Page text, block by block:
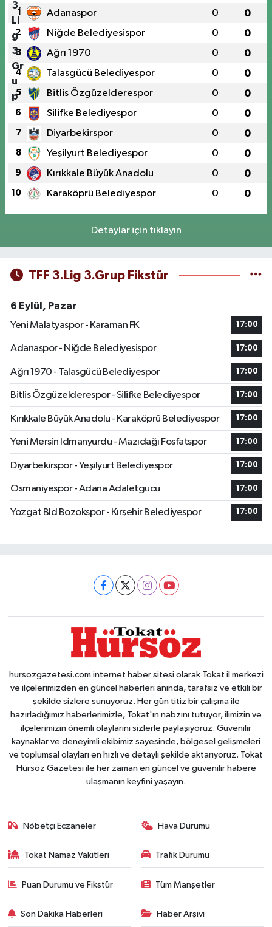
1 Adanaspor 0 0
2 Niğde Belediyesispor 0 0
3 Ağrı 1970 0 0
4 Talasgücü Belediyespor 0 0
5 Bitlis Özgüzelderespor 0 0
6 Silifke Belediyespor 0 0
7 Diyarbekirspor 0 0
8 Yeşilyurt Belediyespor 0 0
9 Kırıkkale Büyük Anadolu 0 0
10 Karaköprü Belediyespor 0 0
Detaylar için tıklayın
TFF 3.Lig 3.Grup Fikstür
6 Eylül, Pazar
Yeni Malatyaspor - Karaman FK
17:00
Adanaspor - Niğde Belediyesispor 17:00
Ağrı 1970 - Talasgücü Belediyespor 17:00
Bitlis Özgüzelderespor - Silifke Belediyespor 17:00
Kırıkkale Büyük Anadolu - Karaköprü Belediyespor 17:00
Yeni Mersin Idmanyurdu - Mazıdağı Fosfatspor 17:00
Diyarbekirspor - Yeşilyurt Belediyespor 17:00
Osmaniyespor - Adana Adaletgucu 17:00
Yozgat Bld Bozokspor - Kırşehir Belediyespor 17:00
hursozgazetesi.com internet haber sitesi olarak Tokat il merkezi
ve ilçelerimizden en güncel haberleri anında, tarafsız ve etkili bir
şekilde sizlere sunuyoruz. Her gün titiz bir çalışma ile
hazırladığımız haberlerimizle, Tokat'ın nabzını tutuyor, ilimizin ve
ilçelerimizin önemli olaylarını sizlerle paylaşıyoruz. Güvenilir
kaynaklar ve deneyimli ekibimiz sayesinde, bölgesel gelişmeleri
ve toplumsal olayları en hızlı ve detaylı şekilde aktarıyoruz. Tokat
Hürsöz Gazetesi ile her zaman en güncel ve güvenilir habere
ulaşmanın keyfini yaşayın.
Nöbetçi Eczaneler Hava Durumu
Tokat Namaz Vakitleri Trafik Durumu
Puan Durumu ve Fikstür Tüm Manşetler
Son Dakika Haberleri Haber Arşivi